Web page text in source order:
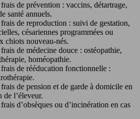
de prévention : vaccins, détartrage,
santé annuels.
de reproduction : suivi de gestation,
césariennes programmées ou
chiots nouveau-nés.
de médecine douce : ostéopathie,
homéopathie.
de rééducation fonctionnelle :
de pension et de garde à domicile en
de l’éleveur.
d’obsèques ou d’incinération en cas